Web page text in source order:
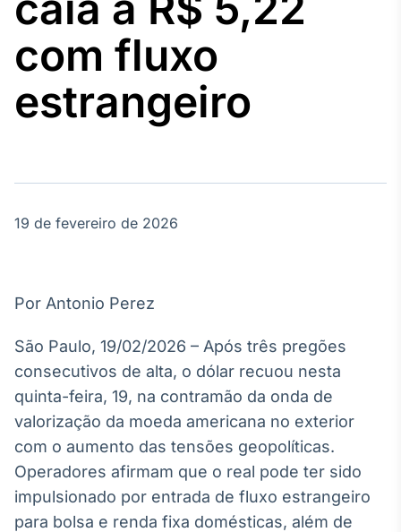
Agro
Tudo sobre o
agronegócio
no Brasil
Broadcast
White Label
Plataforma para
conteúdos
personalizados
Soluções de Dados
e Conteúdos
com fluxo
estrangeiro
19 de fevereiro de 2026
Por Antonio Perez
São Paulo, 19/02/2026 – Após três pregões
consecutivos de alta, o dólar recuou nesta
quinta-feira, 19, na contramão da onda de
valorização da moeda americana no exterior
com o aumento das tensões geopolíticas.
Operadores afirmam que o real pode ter sido
impulsionado por entrada de fluxo estrangeiro
para bolsa e renda fixa domésticas, além de